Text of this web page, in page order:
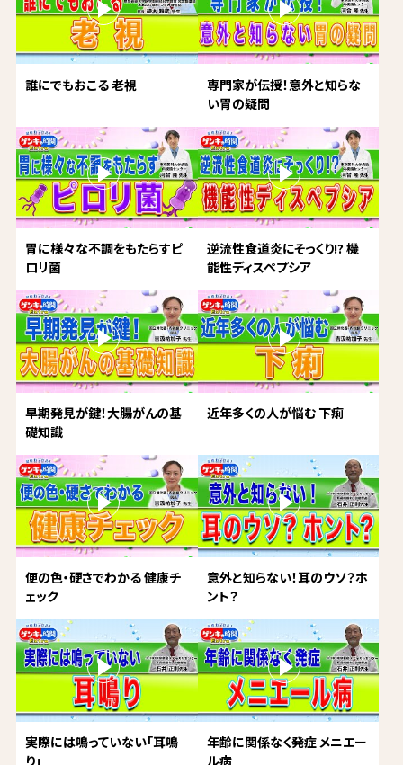
誰にでもおこる 老視
専門家が伝授！意外と知らな
い胃の疑問
胃に様々な不調をもたらすピ
ロリ菌
逆流性食道炎にそっくり!? 機
能性ディスペプシア
早期発見が鍵！大腸がんの基
礎知識
近年多くの人が悩む 下痢
便の色・硬さでわかる 健康チ
ェック
意外と知らない！耳のウソ？ホ
ント？
実際には鳴っていない「耳鳴
り」
年齢に関係なく発症 メニエー
ル病